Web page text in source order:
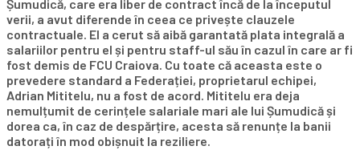
Șumudică, care era liber de contract încă de la începutul
verii, a avut diferende în ceea ce privește clauzele
contractuale. El a cerut să aibă garantată plata integrală a
salariilor pentru el și pentru staff-ul său în cazul în care ar fi
fost demis de FCU Craiova. Cu toate că aceasta este o
prevedere standard a Federației, proprietarul echipei,
Adrian Mititelu, nu a fost de acord. Mititelu era deja
nemulțumit de cerințele salariale mari ale lui Șumudică și
dorea ca, în caz de despărțire, acesta să renunțe la banii
datorați în mod obișnuit la reziliere.